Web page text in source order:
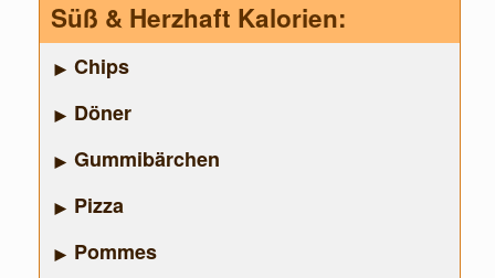
Süß & Herzhaft Kalorien:
Chips
Döner
Gummibärchen
Pizza
Pommes